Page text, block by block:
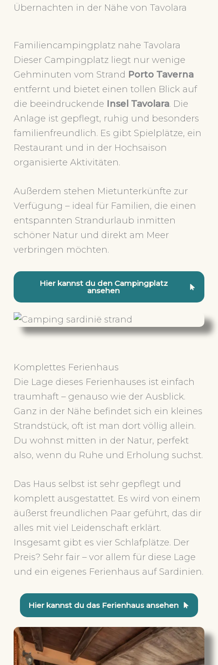
Übernachten in der Nähe von Tavolara
Familiencampingplatz nahe Tavolara
Dieser Campingplatz liegt nur wenige
Gehminuten vom Strand Porto Taverna
entfernt und bietet einen tollen Blick auf
die beeindruckende Insel Tavolara. Die
Anlage ist gepflegt, ruhig und besonders
familienfreundlich. Es gibt Spielplätze, ein
Restaurant und in der Hochsaison
organisierte Aktivitäten.
Außerdem stehen Mietunterkünfte zur
Verfügung – ideal für Familien, die einen
entspannten Strandurlaub inmitten
schöner Natur und direkt am Meer
verbringen möchten.
Hier kannst du den Campingplatz
ansehen
Komplettes Ferienhaus
Die Lage dieses Ferienhauses ist einfach
traumhaft – genauso wie der Ausblick.
Ganz in der Nähe befindet sich ein kleines
Strandstück, oft ist man dort völlig allein.
Du wohnst mitten in der Natur, perfekt
also, wenn du Ruhe und Erholung suchst.
Das Haus selbst ist sehr gepflegt und
komplett ausgestattet. Es wird von einem
äußerst freundlichen Paar geführt, das dir
alles mit viel Leidenschaft erklärt.
Insgesamt gibt es vier Schlafplätze. Der
Preis? Sehr fair – vor allem für diese Lage
und ein eigenes Ferienhaus auf Sardinien.
Hier kannst du das Ferienhaus ansehen